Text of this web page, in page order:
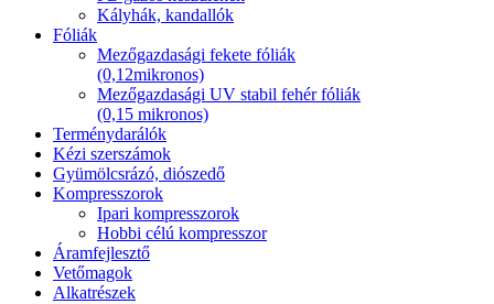
Kályhák, kandallók
Fóliák
Mezőgazdasági fekete fóliák
(0,12mikronos)
Mezőgazdasági UV stabil fehér fóliák
(0,15 mikronos)
Terménydarálók
Kézi szerszámok
Gyümölcsrázó, diószedő
Kompresszorok
Ipari kompresszorok
Hobbi célú kompresszor
Áramfejlesztő
Vetőmagok
Alkatrészek